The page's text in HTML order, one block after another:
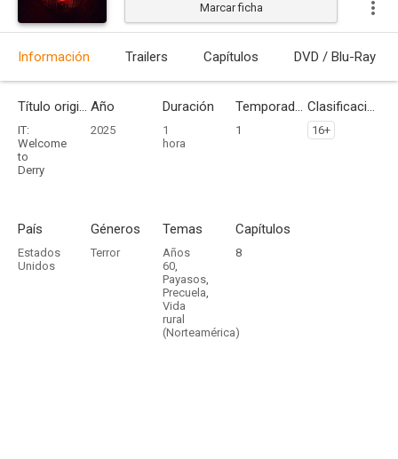
Marcar ficha
Información Trailers Capítulos DVD / Blu-Ray
Título original
IT:
Welcome
to
Derry
Año
2025
Duración
1
hora
Temporadas
1
Clasificación por edades
16+
País
Estados
Unidos
Géneros
Terror
Temas
Años
60,
Payasos,
Precuela,
Vida
rural
(Norteamérica)
Capítulos
8